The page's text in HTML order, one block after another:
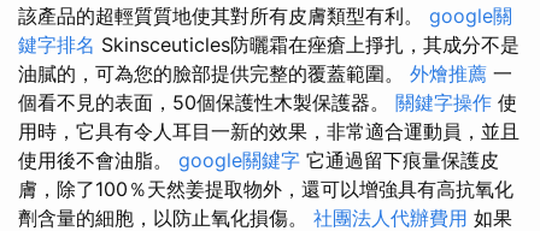
該產品的超輕質質地使其對所有皮膚類型有利。 google關
鍵字排名 Skinsceuticles防曬霜在痤瘡上掙扎，其成分不是
油膩的，可為您的臉部提供完整的覆蓋範圍。 外燴推薦 一
個看不見的表面，50個保護性木製保護器。 關鍵字操作 使
用時，它具有令人耳目一新的效果，非常適合運動員，並且
使用後不會油脂。 google關鍵字 它通過留下痕量保護皮
膚，除了100％天然姜提取物外，還可以增強具有高抗氧化
劑含量的細胞，以防止氧化損傷。 社團法人代辦費用 如果